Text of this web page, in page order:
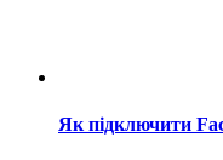
Як підключити